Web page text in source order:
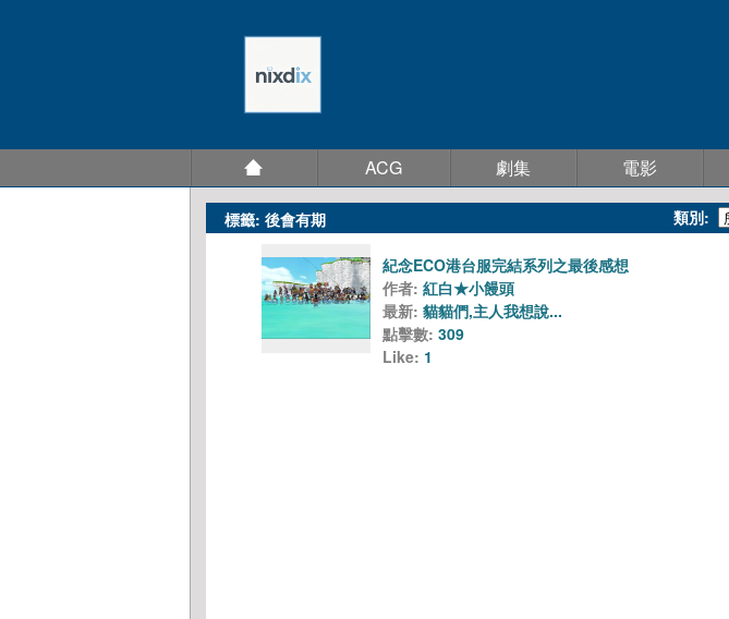
ACG 劇集 電影
標籤: 後會有期 類別:
紀念ECO港台服完結系列之最後感想
作者: 紅白★小饅頭
最新: 貓貓們,主人我想說...
點擊數: 309
Like: 1